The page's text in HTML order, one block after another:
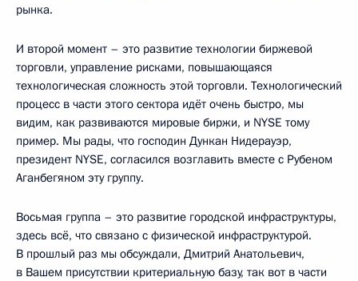
рынка.
И второй момент – это развитие технологии биржевой
торговли, управление рисками, повышающаяся
технологическая сложность этой торговли. Технологический
процесс в части этого сектора идёт очень быстро, мы
видим, как развиваются мировые биржи, и NYSE тому
пример. Мы рады, что господин Дункан Нидерауэр,
президент NYSE, согласился возглавить вместе с Рубеном
Аганбегяном эту группу.
Восьмая группа – это развитие городской инфраструктуры,
здесь всё, что связано с физической инфраструктурой.
В прошлый раз мы обсуждали, Дмитрий Анатольевич,
в Вашем присутствии критериальную базу, так вот в части